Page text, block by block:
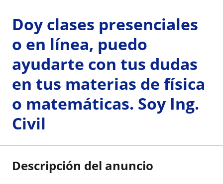
Doy clases presenciales
o en línea, puedo
ayudarte con tus dudas
en tus materias de física
o matemáticas. Soy Ing.
Civil
Descripción del anuncio